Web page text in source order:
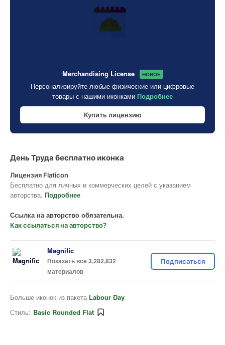
Merchandising License НОВОЕ
Персонализируйте любые физические или цифровые
товары с нашими иконками Подробнее
Купить лицензию
День Труда бесплатно иконка
Лицензия Flaticon
Бесплатно для личных и коммерческих целей с указанием
авторства. Подробнее
Ссылка на авторство обязательна.
Как ссылаться на авторство?
Magnific
Показать все 3,282,832
материалов
Подписаться
Больше иконок из пакета Labour Day
Стиль: Basic Rounded Flat